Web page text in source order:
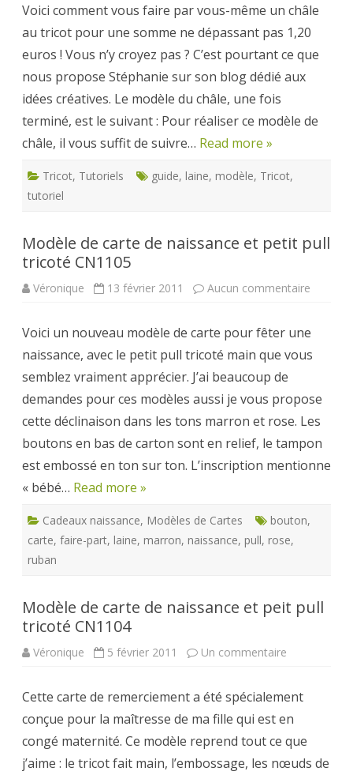
châle
au
tricot
pour
moins
de
1,20
euros
?
Voici comment vous faire par vous-même un châle
au tricot pour une somme ne dépassant pas 1,20
euros ! Vous n’y croyez pas ? C’est pourtant ce que
nous propose Stéphanie sur son blog dédié aux
idées créatives. Le modèle du châle, une fois
terminé, est le suivant : Pour réaliser ce modèle de
châle, il vous suffit de suivre… Read more »
Tricot, Tutoriels guide, laine, modèle, Tricot,
tutoriel
Modèle de carte de naissance et petit pull
tricoté CN1105
Véronique 13 février 2011 Aucun commentaire
de
et
petit
CN1105
Voici un nouveau modèle de carte pour fêter une
naissance, avec le petit pull tricoté main que vous
semblez vraiment apprécier. J’ai beaucoup de
demandes pour ces modèles aussi je vous propose
cette déclinaison dans les tons marron et rose. Les
boutons en bas de carton sont en relief, le tampon
est embossé en ton sur ton. L’inscription mentionne
« bébé… Read more »
Cadeaux naissance, Modèles de Cartes bouton,
carte, faire-part, laine, marron, naissance, pull, rose,
ruban
Modèle de carte de naissance et peit pull
tricoté CN1104
Véronique 5 février 2011 Un commentaire
de
naissance
et
peit
pull
tricoté
CN1104
Cette carte de remerciement a été spécialement
conçue pour la maîtresse de ma fille qui est en
congé maternité. Ce modèle reprend tout ce que
j’aime : le tricot fait main, l’embossage, les nœuds de